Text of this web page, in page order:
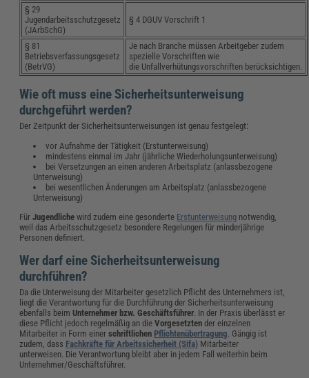
§ 29
Jugendarbeitsschutzgesetz
(JArbSchG)
§ 4 DGUV Vorschrift 1
§ 81
Betriebsverfassungsgesetz
(BetrVG)
Je nach Branche müssen Arbeitgeber zudem
spezielle Vorschriften wie
die Unfallverhütungsvorschriften berücksichtigen.
Wie oft muss eine Sicherheitsunterweisung
durchgeführt werden?
Der Zeitpunkt der Sicherheitsunterweisungen ist genau festgelegt:
vor Aufnahme der Tätigkeit (Erstunterweisung)
mindestens einmal im Jahr (jährliche Wiederholungsunterweisung)
bei Versetzungen an einen anderen Arbeitsplatz (anlassbezogene
Unterweisung)
bei wesentlichen Änderungen am Arbeitsplatz (anlassbezogene
Unterweisung)
FürJugendliche wird zudem eine gesonderte Erstunterweisung notwendig,
weil das Arbeitsschutzgesetz besondere Regelungen für minderjährige
Personen definiert.
Wer darf eine Sicherheitsunterweisung
durchführen?
Da die Unterweisung der Mitarbeiter gesetzlich Pflicht des Unternehmers ist,
liegt die Verantwortung für die Durchführung der Sicherheitsunterweisung
ebenfalls beim Unternehmer bzw. Geschäftsführer . In der Praxis überlässt er
diese Pflicht jedoch regelmäßig an dieVorgesetzten der einzelnen
Mitarbeiter in Form einerschriftlichen Pflichtenübertragung . Gängig ist
zudem, dass Fachkräfte für Arbeitssicherheit (Sifa) Mitarbeiter
unterweisen. Die Verantwortung bleibt aber in jedem Fall weiterhin beim
Unternehmer/Geschäftsführer.